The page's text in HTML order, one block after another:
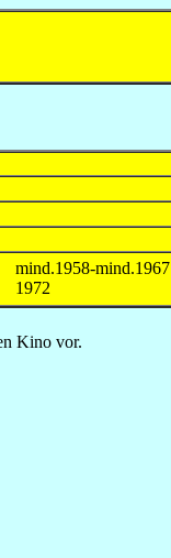
mind.1958-mind.1967
1972
Kino vor.